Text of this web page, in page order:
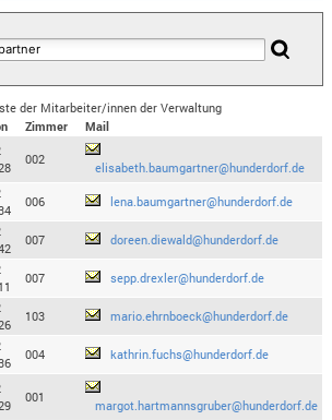
der Mitarbeiter/innen der Verwaltung
Zimmer
Mail
002
elisabeth.baumgartner@hunderdorf.de
006 lena.baumgartner@hunderdorf.de
007 doreen.diewald@hunderdorf.de
007 sepp.drexler@hunderdorf.de
103 mario.ehrnboeck@hunderdorf.de
004 kathrin.fuchs@hunderdorf.de
001
margot.hartmannsgruber@hunderdorf.de